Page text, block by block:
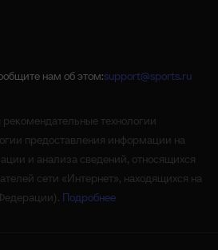
нам об этом:support@sports.ru
технологии
предоставления информации на
и анализа сведений, относящихся
сети «Интернет», находящихся на
Подробнее